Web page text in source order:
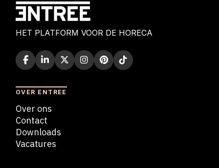
HET PLATFORM VOOR DE HORECA
OVER ENTREE
Over ons
Contact
Downloads
Vacatures